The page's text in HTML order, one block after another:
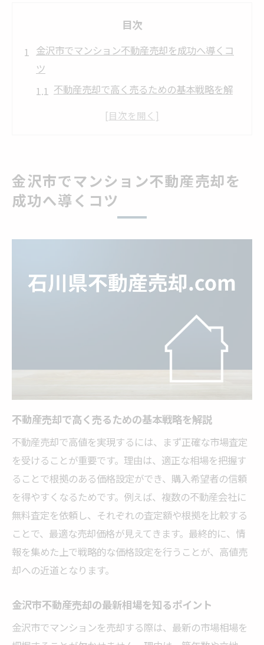
目次
金沢市でマンション不動産売却を成功へ導くコ
ツ
不動産売却で高く売るための基本戦略を解
か
石川県の不動産売却で失敗しない進め方
不動産売却で査定を依頼する前の準備点
石川県での不動産売却査定の主要ステップ
金沢市マンション売却査定の流れと注意点
複数査定で比較検討が重要な理由を解説
不動産売却査定後のスムーズな進め方
築年数別に見るマンション売却価格の傾向
築10年のマンション売却価格の実情と傾向
築20年以上のマンション不動産売却の注意
点
石川県金沢市で築浅物件が有利な理由
築年数別の不動産売却で損をしない方法
築古マンションの売却戦略と価格決定のコ
ツ
不動産売却の無料査定で得られる情報の質
手軽なオンライン査定で相場把握する方法
金沢市でマンション不動産売却を
成功へ導くコツ
不動産売却で高く売るための基本戦略を解説
不動産売却で高値を実現するには、まず正確な市場査定
を受けることが重要です。理由は、適正な相場を把握す
ることで根拠のある価格設定ができ、購入希望者の信頼
を得やすくなるためです。例えば、複数の不動産会社に
無料査定を依頼し、それぞれの査定額や根拠を比較する
ことで、最適な売却価格が見えてきます。最終的に、情
報を集めた上で戦略的な価格設定を行うことが、高値売
却への近道となります。
金沢市不動産売却の最新相場を知るポイント
金沢市でマンションを売却する際は、最新の市場相場を